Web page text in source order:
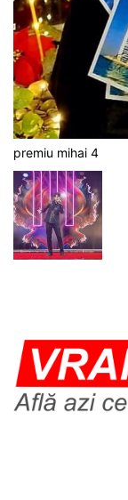
premiu mihai 4